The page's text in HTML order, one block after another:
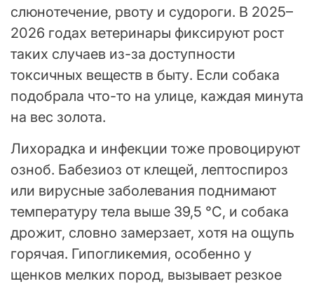
слюнотечение, рвоту и судороги. В 2025–
2026 годах ветеринары фиксируют рост
таких случаев из-за доступности
токсичных веществ в быту. Если собака
подобрала что-то на улице, каждая минута
на вес золота.
Лихорадка и инфекции тоже провоцируют
озноб. Бабезиоз от клещей, лептоспироз
или вирусные заболевания поднимают
температуру тела выше 39,5 °C, и собака
дрожит, словно замерзает, хотя на ощупь
горячая. Гипогликемия, особенно у
щенков мелких пород, вызывает резкое